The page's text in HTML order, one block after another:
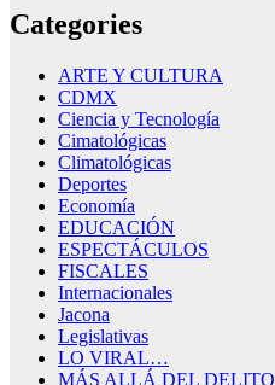
Categories
ARTE Y CULTURA
CDMX
Ciencia y Tecnología
Cimatológicas
Climatológicas
Deportes
Economía
EDUCACIÓN
ESPECTÁCULOS
FISCALES
Internacionales
Jacona
Legislativas
LO VIRAL…
MÁS ALLÁ DEL DELITO